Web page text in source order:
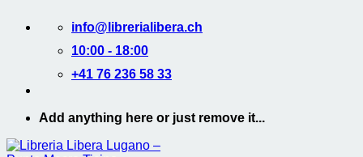
contenuti
info@librerialibera.ch
10:00 - 18:00
+41 76 236 58 33
Add anything here or just remove it...